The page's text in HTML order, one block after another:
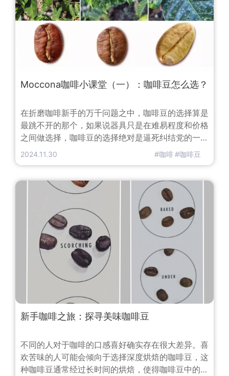
Moccona咖啡小课堂（一）：咖啡豆怎么选？
在折磨咖啡新手的万千问题之中，咖啡豆的选择算是
最跳不开的那个，如果说器具只是在难易程度和价格
之间做选择，咖啡豆的选择绝对是逼死纠结党的一个
送命题，世界上一共有咖啡品种6000多个，你真的
的话，共分为小粒咖啡（Arabica）中粒咖啡
（Robusta）、大粒咖啡（Liberica)三种。三种不通
类别的咖啡的种
2024.11.30 #咖啡#咖啡豆
新手咖啡之旅：探寻美味咖啡豆
不同的人对于咖啡的口感喜好确实存在很大差异。喜
欢苦味的人可能会倾向于选择深度烘焙的咖啡豆，这
种咖啡豆通常经过长时间的烘焙，使得咖啡豆中的糖